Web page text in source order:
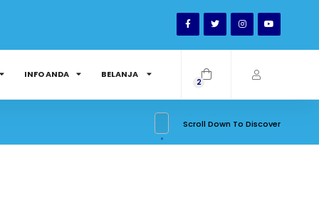
2
INFO ANDA BELANJA
Scroll Down To Discover